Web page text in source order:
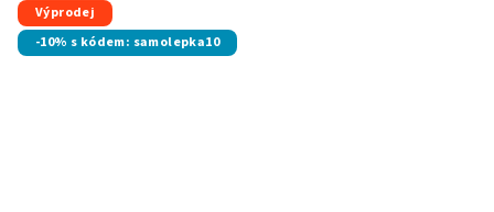
Výprodej
-10% s kódem: samolepka10